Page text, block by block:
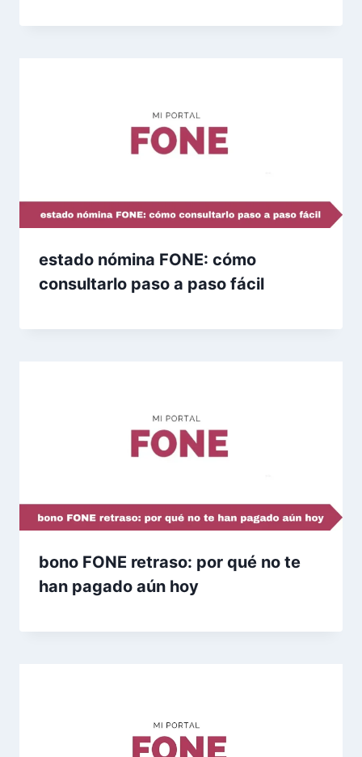
estado nómina FONE: cómo
consultarlo paso a paso fácil
bono FONE retraso: por qué no te
han pagado aún hoy